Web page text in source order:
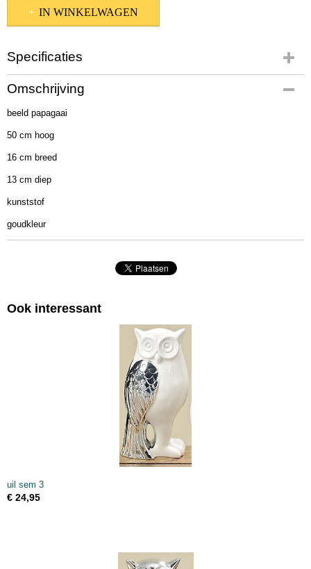
IN WINKELWAGEN
Specificaties
Productcode
1021091
EAN code
Afmetingen (l,b,h)
50 x 16 x 13 cm
Omschrijving
beeld papagaai
50 cm hoog
16 cm breed
13 cm diep
kunststof
goudkleur
Ook interessant
uil sem 3
€ 24,95